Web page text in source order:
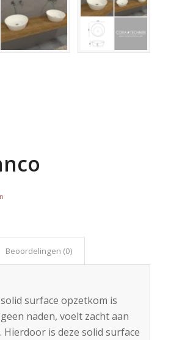
Beoordelingen (0)
surface opzetkom is
naden, voelt zacht aan
is deze solid surface